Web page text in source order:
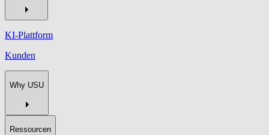
KI-Plattform
Kunden
Why USU
Ressourcen